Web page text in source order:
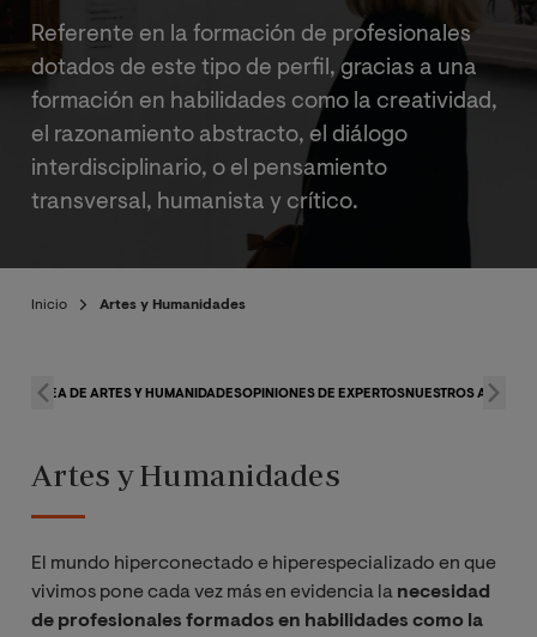
Referente en la formación de profesionales
dotados de este tipo de perfil, gracias a una
formación en habilidades como la creatividad,
el razonamiento abstracto, el diálogo
interdisciplinario, o el pensamiento
transversal, humanista y crítico.
Inicio Artes y Humanidades
ÁREA DE ARTES Y HUMANIDADESOPINIONES DE EXPERTOSNUESTROS
Artes y Humanidades
El mundo hiperconectado e hiperespecializado en que
vivimos pone cada vez más en evidencia la necesidad
de profesionales formados en habilidades como la